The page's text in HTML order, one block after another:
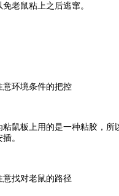
老鼠粘上之后逃窜。
环境条件的把控
板上用的是一种粘胶，所
。
找对老鼠的路径